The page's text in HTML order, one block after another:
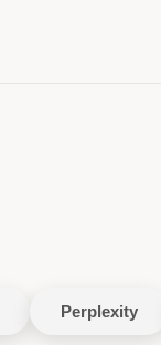
Perplexity